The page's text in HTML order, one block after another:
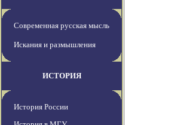
Современная русская мысль
Искания и размышления
ИСТОРИЯ
История России